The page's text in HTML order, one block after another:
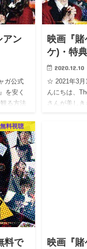
アン
ガ公式
を安く
る方法
映画『
ケ)・特
2020.12.10
☆ 2021年3月
んにちは、
さんが美し
無料視聴
料で
映画『